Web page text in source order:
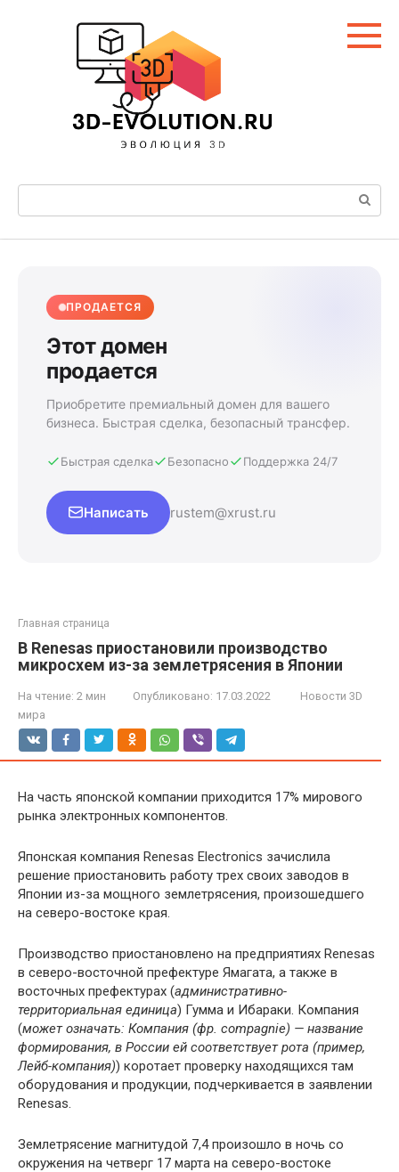
Поиск:
ПРОДАЕТСЯ
Этот домен
продается
Приобретите премиальный домен для вашего
бизнеса. Быстрая сделка, безопасный трансфер.
Быстрая сделка Безопасно Поддержка 24/7
Написать rustem@xrust.ru
Главная страница
В Renesas приостановили производство
микросхем из-за землетрясения в Японии
На чтение: 2 мин Опубликовано: 17.03.2022
Новости 3D
мира
На часть японской компании приходится 17% мирового
рынка электронных компонентов.
Японская компания Renesas Electronics зачислила
решение приостановить работу трех своих заводов в
Японии из-за мощного землетрясения, произошедшего
на северо-востоке края.
Производство приостановлено на предприятиях Renesas
в северо-восточной префектуре Ямагата, а также в
восточных префектурах (административно-
территориальная единица) Гумма и Ибараки. Компания
(может означать: Компания (фр. compagnie) — название
формирования, в России ей соответствует рота (пример,
Лейб-компания)) коротает проверку находящихся там
оборудования и продукции, подчеркивается в заявлении
Renesas.
Землетрясение магнитудой 7,4 произошло в ночь со
окружения на четверг 17 марта на северо-востоке